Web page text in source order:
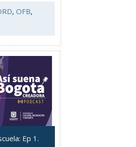
, OFB,
Ep 1.